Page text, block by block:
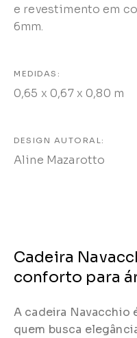
e revestimento em
6mm.
MEDIDAS:
0,65 x 0,67 x 0,80 m
DESIGN AUTORAL:
Aline Mazarotto
Cadeira
conforto para
A cadeira Navacchio
quem busca